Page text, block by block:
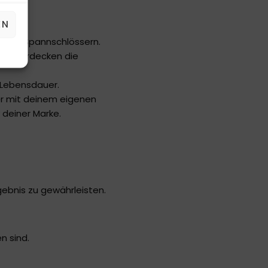
Spannschlössern.
verdecken die
mit deinem eigenen
Marke.
zu gewährleisten.
sind.